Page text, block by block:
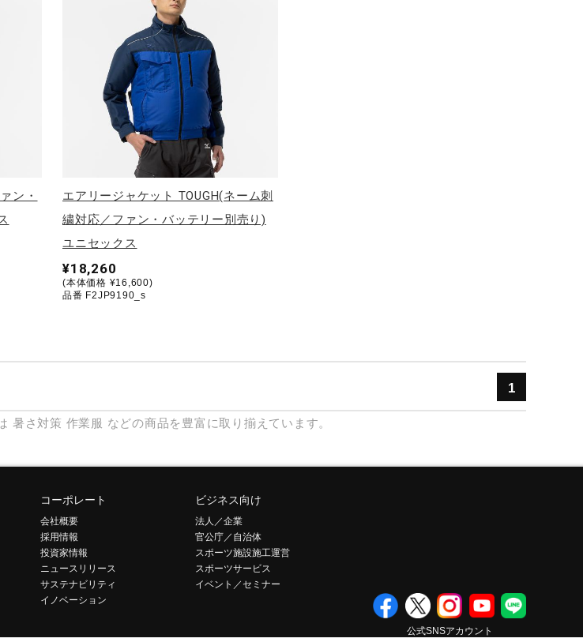
ン・
エアリージャケット TOUGH(ネーム刺
繍対応／ファン・バッテリー別売り)
ユニセックス
¥18,260
(本体価格 ¥16,600)
品番 F2JP9190_s
1
暑さ対策 作業服 などの商品を豊富に取り揃えています。
コーポレート
会社概要
採用情報
投資家情報
ニュースリリース
サステナビリティ
イノベーション
ビジネス向け
法人／企業
官公庁／自治体
スポーツ施設施工運営
スポーツサービス
イベント／セミナー
公式SNSアカウント